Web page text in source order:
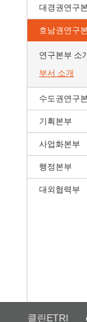
대경권연구
호남권연구
연구본부 소
부서 소개
수도권연구
기획본부
사업화본부
행정본부
대외협력부
클린ETRI